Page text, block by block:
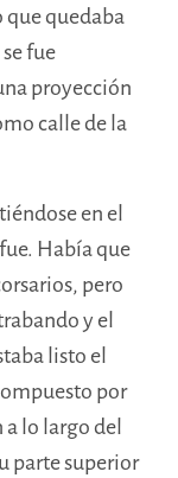
quedaba
fue
proyección
calle de la
en el
Había que
pero
y el
listo el
por
lo largo del
parte superior